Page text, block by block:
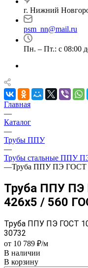
г. Нижний
psm_nn@mail.ru
Пн. – Пт.: с 08:00
Главная
—
Каталог
—
Трубы ППУ
—
Трубы стальные ППУ
—Труба ППУ ПЭ ГОСТ
Труба ППУ ПЭ
426x5 / 560
Труба ППУ ПЭ ГОСТ
30732
от 10 789 ₽/м
В наличии
В корзину